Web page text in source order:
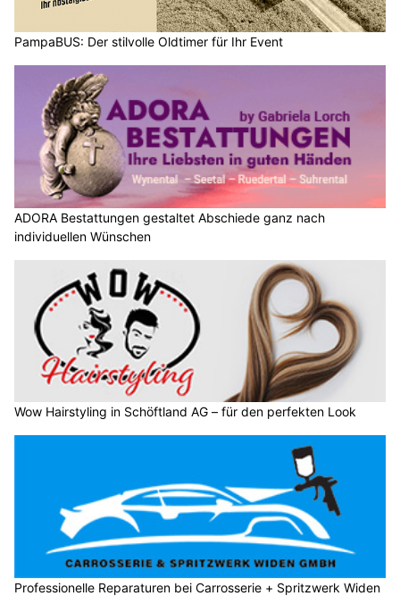
PampaBUS: Der stilvolle Oldtimer für Ihr Event
ADORA Bestattungen gestaltet Abschiede ganz nach
individuellen Wünschen
Wow Hairstyling in Schöftland AG – für den perfekten Look
Professionelle Reparaturen bei Carrosserie + Spritzwerk Widen